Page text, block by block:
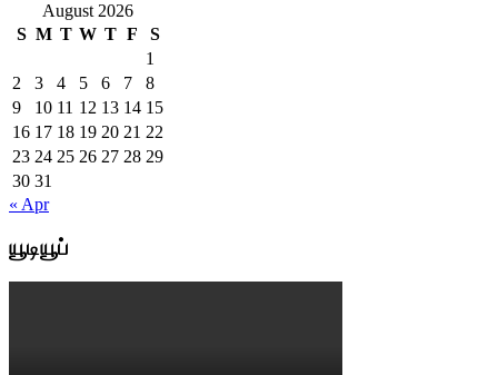
August 2026
S M T W T F
S
1
2
3 4 5 6 7
8
9
10 11 12 13 14 15
16 17 18 19 20 21 22
23 24 25 26 27 28 29
30 31
« Apr
யூடியூப்